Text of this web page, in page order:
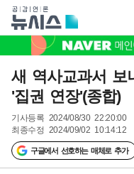
새 역사교과서
'집권 연장'(종합)
기사등록 2024/08/30 22:20:00
최종수정 2024/09/02 10:14:12
구글에서 선호하는 매체로 추가